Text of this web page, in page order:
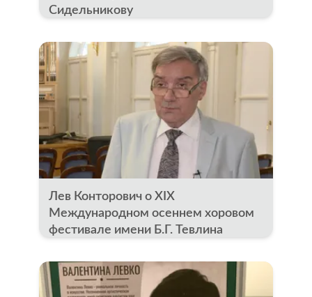
Сидельникову
Лев Конторович о XIХ
Международном осеннем хоровом
фестивале имени Б.Г. Тевлина